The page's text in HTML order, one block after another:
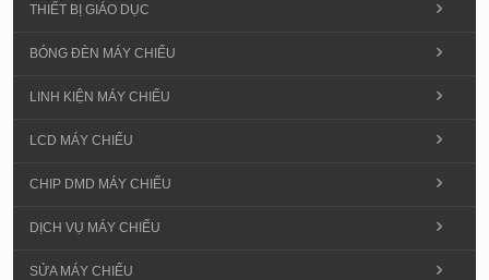
THIẾT BỊ GIÁO DỤC
BÓNG ĐÈN MÁY CHIẾU
LINH KIỆN MÁY CHIẾU
LCD MÁY CHIẾU
CHIP DMD MÁY CHIẾU
DỊCH VỤ MÁY CHIẾU
SỬA MÁY CHIẾU